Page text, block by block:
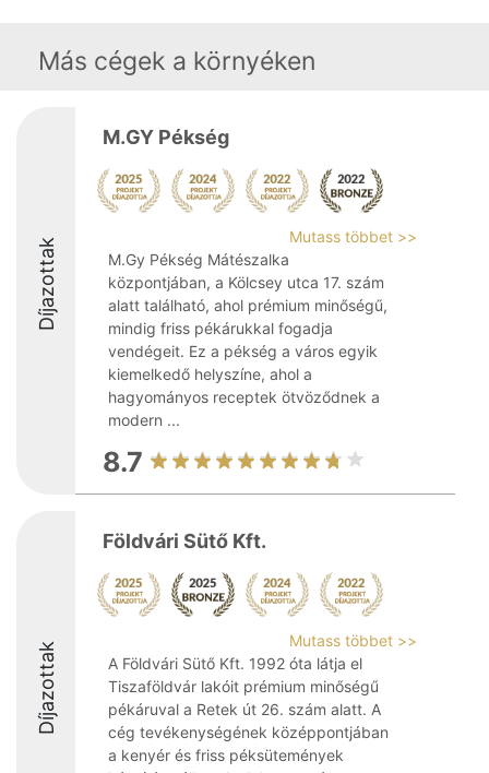
Más cégek a környéken
Díjazottak
M.GY Pékség
Mutass többet >>
M.Gy Pékség Mátészalka
központjában, a Kölcsey utca 17. szám
alatt található, ahol prémium minőségű,
mindig friss pékárukkal fogadja
vendégeit. Ez a pékség a város egyik
kiemelkedő helyszíne, ahol a
hagyományos receptek ötvöződnek a
modern ...
8.7
Díjazottak
Földvári Sütő Kft.
Mutass többet >>
A Földvári Sütő Kft. 1992 óta látja el
Tiszaföldvár lakóit prémium minőségű
pékáruval a Retek út 26. szám alatt. A
cég tevékenységének középpontjában
a kenyér és friss péksütemények